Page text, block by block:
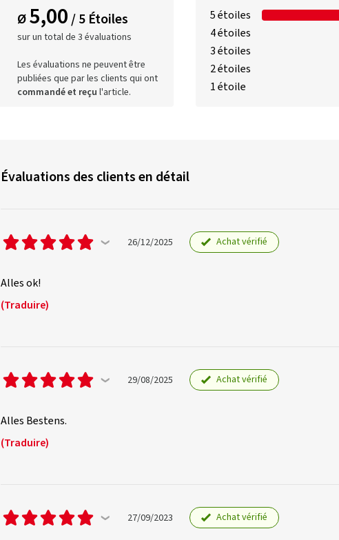
Ø5,00/ 5 Étoiles
sur un total de 3 évaluations
Les évaluations ne peuvent être
publiées que par les clients qui ont
commandé et reçu l'article.
5 étoiles
4 étoiles
3 étoiles
2 étoiles
1 étoile
Évaluations des clients en détail
26/12/2025 Achat vérifié
Alles ok!
(Traduire)
29/08/2025 Achat vérifié
Alles Bestens.
(Traduire)
27/09/2023 Achat vérifié